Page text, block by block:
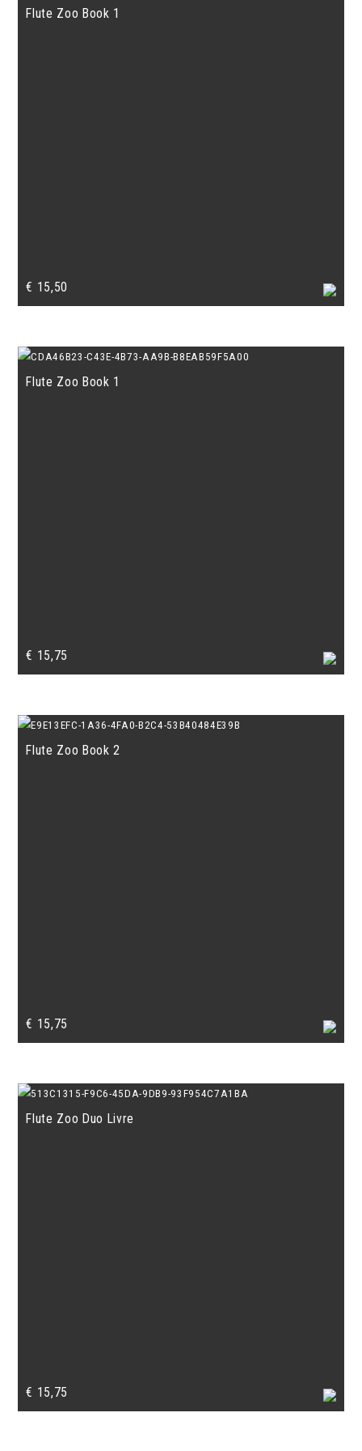
Flute Zoo Book 1
€ 15,50
Flute Zoo Book 1
€ 15,75
Flute Zoo Book 2
€ 15,75
Flute Zoo Duo Livre
€ 15,75